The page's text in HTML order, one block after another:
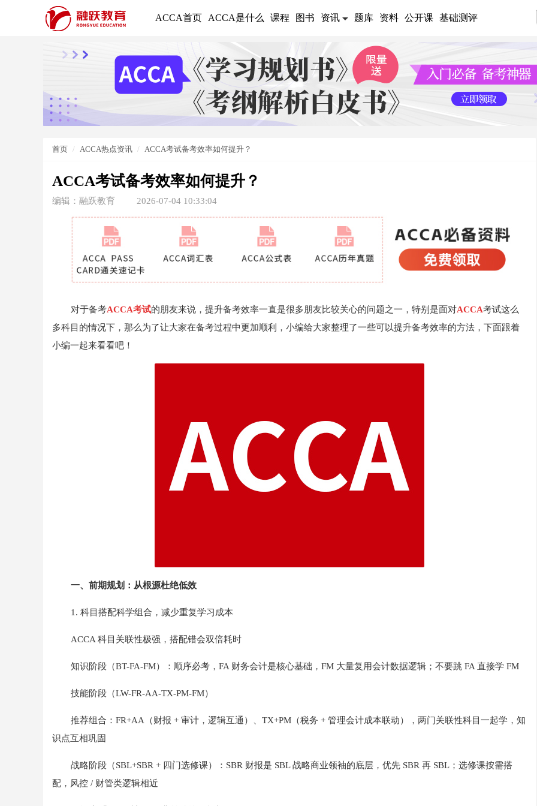
ACCA首页 ACCA是什么 课程 图书 资讯 题库 资料 公开课 基础测评
首页 ACCA热点资讯 ACCA考试备考效率如何提升？
ACCA考试备考效率如何提升？
编辑：融跃教育 2026-07-04 10:33:04
对于备考ACCA考试的朋友来说，提升备考效率一直是很多朋友比较关心的问题之一，特别是面对ACCA考试这么
多科目的情况下，那么为了让大家在备考过程中更加顺利，小编给大家整理了一些可以提升备考效率的方法，下面跟着
小编一起来看看吧！
一、前期规划：从根源杜绝低效
1. 科目搭配科学组合，减少重复学习成本
ACCA 科目关联性极强，搭配错会双倍耗时
知识阶段（BT-FA-FM）：顺序必考，FA 财务会计是核心基础，FM 大量复用会计数据逻辑；不要跳 FA 直接学 FM
技能阶段（LW-FR-AA-TX-PM-FM）
推荐组合：FR+AA（财报 + 审计，逻辑互通）、TX+PM（税务 + 管理会计成本联动），两门关联性科目一起学，知
识点互相巩固
战略阶段（SBL+SBR + 四门选修课）：SBR 财报是 SBL 战略商业领袖的底层，优先 SBR 再 SBL；选修课按需搭
配，风控 / 财管类逻辑相近